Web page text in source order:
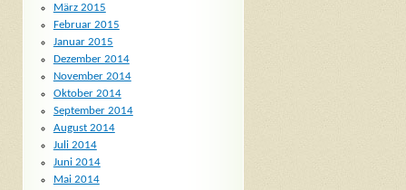
März 2015
Februar 2015
Januar 2015
Dezember 2014
November 2014
Oktober 2014
September 2014
August 2014
Juli 2014
Juni 2014
Mai 2014